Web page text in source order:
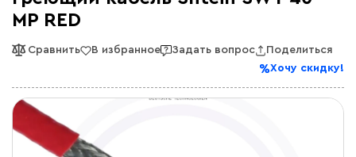
MP RED
Сравнить В избранное Задать вопрос
Поделиться
Хочу скидку!